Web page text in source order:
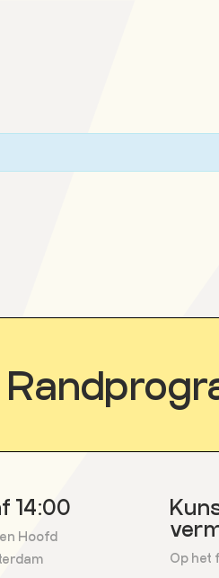
14:00
Hoofd
Op het